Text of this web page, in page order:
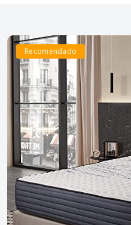
Recomendado